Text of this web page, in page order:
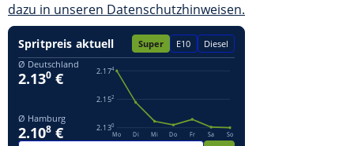
dazu in unseren Datenschutzhinweisen.